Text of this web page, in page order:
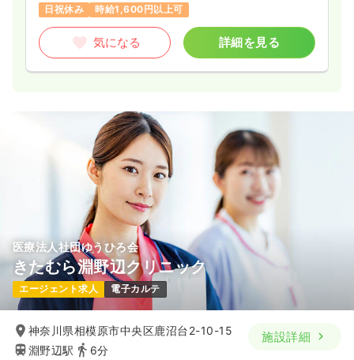
万円〜/月 賞与2回
8:00～16:45
土日祝休み
月給25万円以上可
気になる 詳細を見る
ICU系正看護師
2交代（常勤） 一時募集休止
※経験4年の例
時間 8:30～17:15
日祝休み 時給1,600円以上可
気になる 詳細を見る
医療法人社団ゆうひろ会
きたむら淵野辺クリニック
エージェント求人 電子カルテ
神奈川県相模原市中央区鹿沼台2-10-15
淵野辺駅
6分
施設詳細